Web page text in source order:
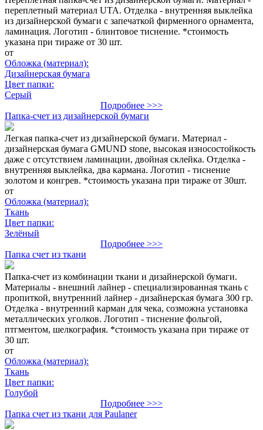
переплетный материал UTA. Отделка - внутренняя выклейка
из дизайнерской бумаги с запечаткой фирменного орнамента,
ламинация. Логотип - блинтовое тиснение. *стоимость
указана при тираже от 30 шт.
от
Обложка (материал):
Дизайнерская бумага
Цвет папки:
Серый
Подробнее >>>
Папка-счет из дизайнерской бумаги
Легкая папка-счет из дизайнерской бумаги. Материал -
дизайнерская бумага GMUND stone, высокая износостойкость
даже с отсутствием ламинации, двойная склейка. Отделка -
внутренняя выклейка, два кармана. Логотип - тиснение
золотом и конгрев. *стоимость указана при тираже от 30шт.
от
Обложка (материал):
Ткань
Цвет папки:
Зелёный
Подробнее >>>
Папка счет из ткани
Папка-счет из комбинации ткани и дизайнерской бумаги.
Материалы - внешний лайнер - специализированная ткань с
пропиткой, внутренний лайнер - дизайнерская бумага 300 гр.
Отделка - внутренний карман для чека, созможна установка
металлических уголков. Логотип - тиснение фольгой,
птгментом, шелкография. *стоимость указана при тираже от
30 шт.
от
Обложка (материал):
Ткань
Цвет папки:
Голубой
Подробнее >>>
Папка счет из ткани для Paulaner